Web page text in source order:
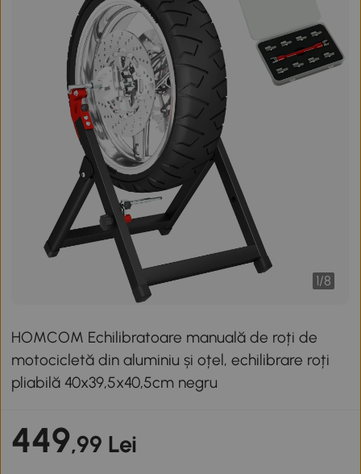
1/8
HOMCOM Echilibratoare manuală de roți de
motocicletă din aluminiu și oțel, echilibrare roți
pliabilă 40x39,5x40,5cm negru
449,99 Lei